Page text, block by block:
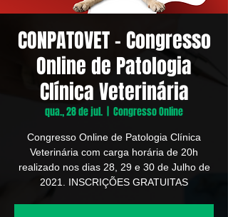
CONPATOVET - Congresso
Online de Patologia
Clínica Veterinária
qua., 28 de jul. Congresso Online
Congresso Online de Patologia Clínica
Veterinária com carga horária de 20h
realizado nos dias 28, 29 e 30 de Julho de
2021. INSCRIÇÕES GRATUITAS